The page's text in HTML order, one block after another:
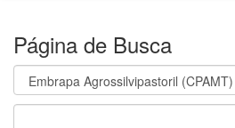
Página de Busca